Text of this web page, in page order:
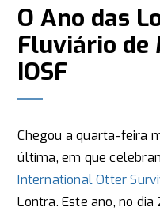
O Ano das
Fluviário de
IOSF
Chegou a quarta-feira
última, em que
International Otter
Lontra. Este ano, no